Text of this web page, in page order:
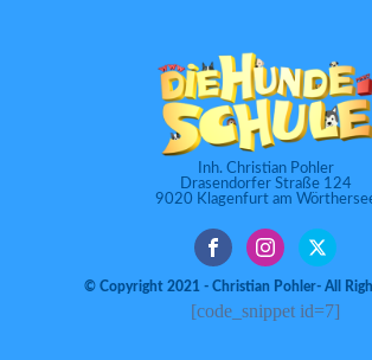
Inh. Christian Pohler
Drasendorfer Straße 124
9020 Klagenfurt am
© Copyright 2021 - Christian Pohler- All
[code_snippet id=7]